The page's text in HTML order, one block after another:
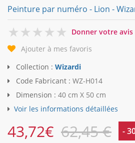
Peinture par numéro - Lion -
0
Donner votre avis
Ajouter à mes favoris
Collection : Wizardi
Code Fabricant : WZ-H014
Dimension : 40 cm X 50 cm
Voir les informations détaillées
43,72€ 62,45 € -